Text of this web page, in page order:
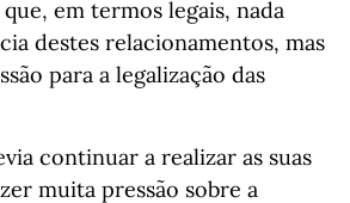
em termos legais, nada
destes relacionamentos, mas
para a legalização das
continuar a realizar as suas
muita pressão sobre a